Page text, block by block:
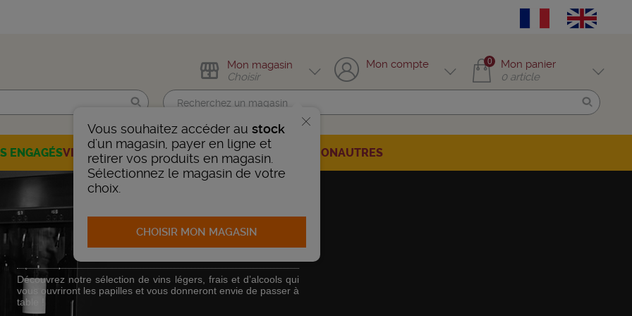
Trouvez-moi !
Mon magasin
Choisir
Vous souhaitez accéder au stock
d'un magasin, payer en ligne et
retirer vos produits en magasin.
Sélectionnez le magasin de votre
choix.
CHOISIR MON MAGASIN
Mon compte 0
Mon panier
0 article
ENGAGÉSVINSCHAMPAGNESSPIRITUEUXBIÈRES SÉLECTIONAUTRES
Apéritif
Découvrez notre sélection de vins légers, frais et d’alcools qui
vous ouvriront les papilles et vous donneront envie de passer à
table !